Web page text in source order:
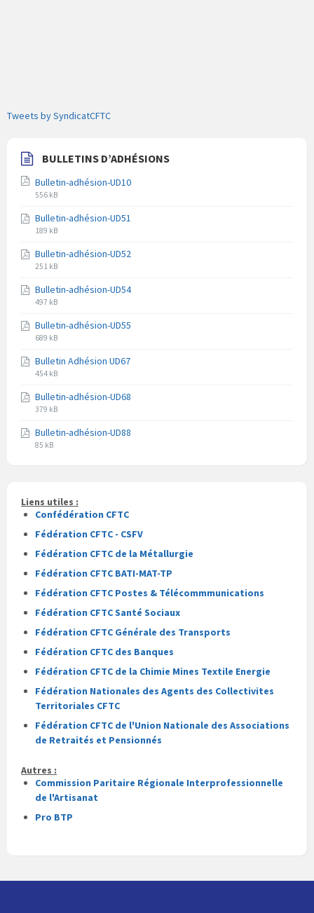
Tweets by SyndicatCFTC
BULLETINS D’ADHÉSIONS
Bulletin-adhésion-UD10
Extension
fichier
pdf
Taille
fichier
556 kB
Bulletin-adhésion-UD51
Extension
fichier
pdf
Taille
fichier
189 kB
Bulletin-adhésion-UD52
Extension
fichier
pdf
Taille
fichier
251 kB
Bulletin-adhésion-UD54
Extension
fichier
pdf
Taille
fichier
497 kB
Bulletin-adhésion-UD55
Extension
fichier
pdf
Taille
fichier
689 kB
Bulletin Adhésion UD67
Extension
fichier
pdf
Taille
fichier
454 kB
Bulletin-adhésion-UD68
Extension
fichier
pdf
Taille
fichier
379 kB
Bulletin-adhésion-UD88
Extension
fichier
Taille
fichier
85 kB
Liens utiles :
Confédération CFTC
Fédération CFTC - CSFV
Fédération CFTC de la Métallurgie
Fédération CFTC BATI-MAT-TP
Fédération CFTC Postes & Télécommmunications
Fédération CFTC Santé Sociaux
Fédération CFTC Générale des Transports
Fédération CFTC des Banques
Fédération CFTC de la Chimie Mines Textile Energie
Fédération Nationales des Agents des Collectivites
Territoriales CFTC
Fédération CFTC de l'Union Nationale des Associations
de Retraités et Pensionnés
Autres :
Commission Paritaire Régionale Interprofessionnelle
de l'Artisanat
Pro BTP